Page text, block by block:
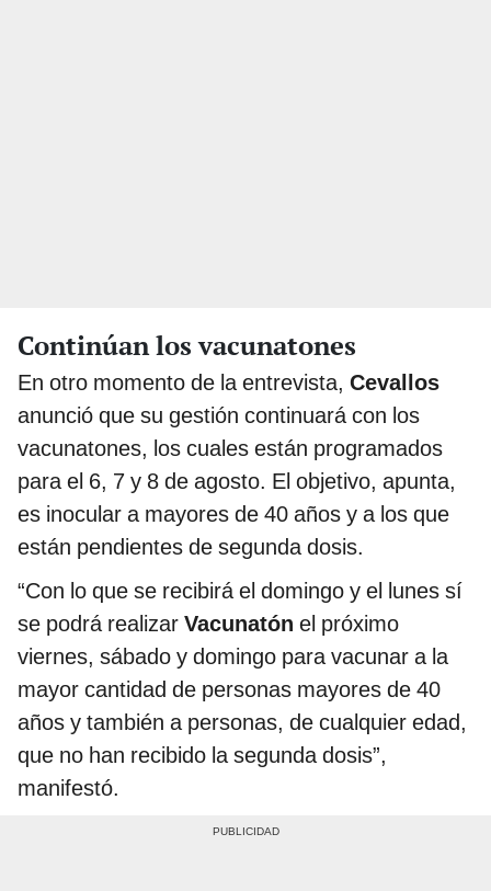
Continúan los vacunatones
En otro momento de la entrevista, Cevallos
anunció que su gestión continuará con los
vacunatones, los cuales están programados
para el 6, 7 y 8 de agosto. El objetivo, apunta,
es inocular a mayores de 40 años y a los que
están pendientes de segunda dosis.
“Con lo que se recibirá el domingo y el lunes sí
se podrá realizar Vacunatón el próximo
viernes, sábado y domingo para vacunar a la
mayor cantidad de personas mayores de 40
años y también a personas, de cualquier edad,
que no han recibido la segunda dosis”,
manifestó.